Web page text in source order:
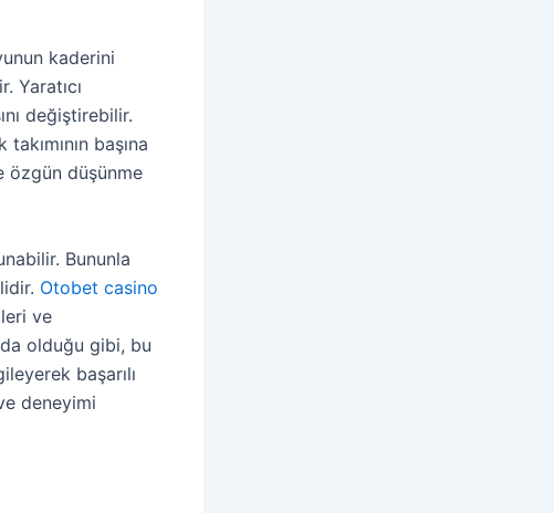
kaderini
Yaratıcı
değiştirebilir.
başına
özgün düşünme
Bununla
Otobet casino
ve
olduğu gibi, bu
başarılı
deneyimi